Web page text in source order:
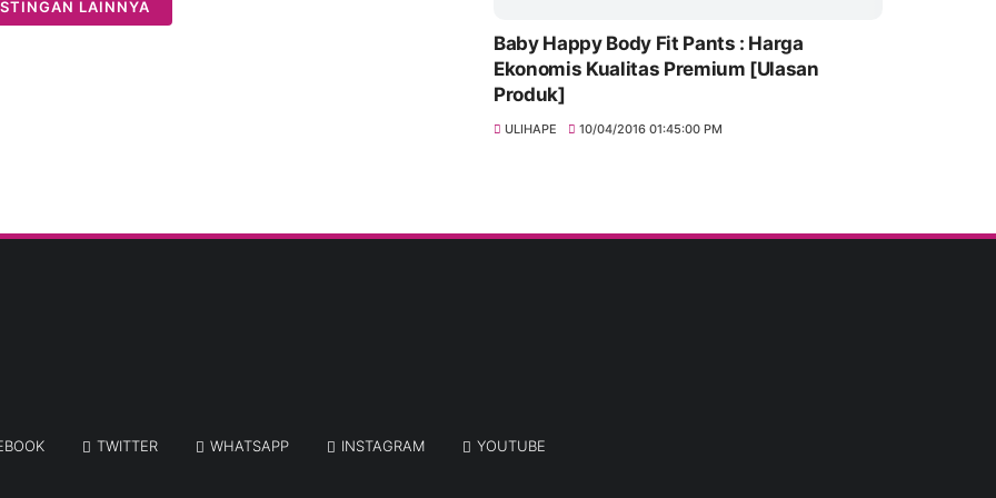
LAINNYA
Baby Happy Body Fit Pants : Harga
Ekonomis Kualitas Premium [Ulasan
Produk]
ULIHAPE 10/04/2016 01:45:00 PM
TWITTER WHATSAPP INSTAGRAM YOUTUBE